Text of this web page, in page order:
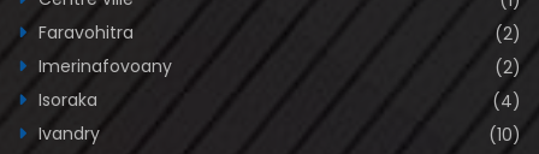
Faravohitra
(2)
Imerinafovoany
(2)
Isoraka
(4)
Ivandry
(10)